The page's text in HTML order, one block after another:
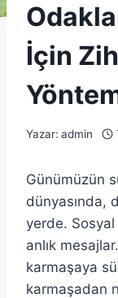
İçin
Yazar: admin
Günümüzün
dünyasında,
yerde.
anlık
karmaşaya
karmaşadan